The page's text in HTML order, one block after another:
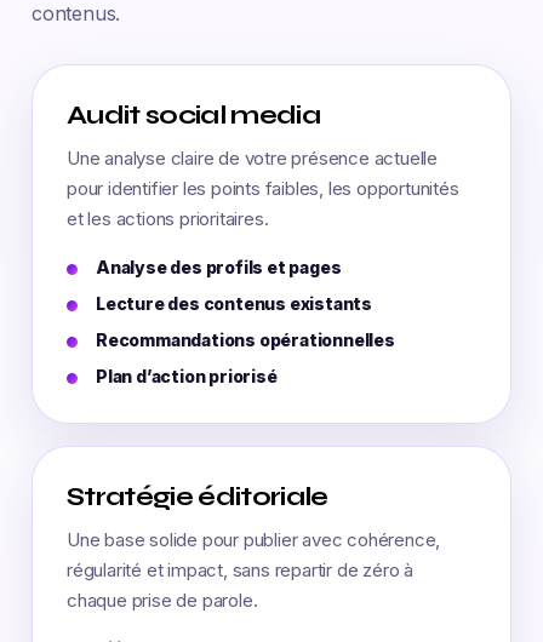
contenus.
Audit social media
Une analyse claire de votre présence actuelle
pour identifier les points faibles, les opportunités
et les actions prioritaires.
Analyse des profils et pages
Lecture des contenus existants
Recommandations opérationnelles
Plan d’action priorisé
Stratégie éditoriale
Une base solide pour publier avec cohérence,
régularité et impact, sans repartir de zéro à
chaque prise de parole.